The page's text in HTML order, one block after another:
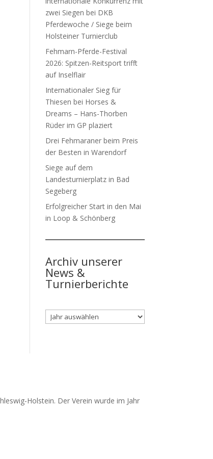
zwei Siegen bei DKB
Pferdewoche / Siege beim
Holsteiner Turnierclub
Fehmarn-Pferde-Festival
2026: Spitzen-Reitsport trifft
auf Inselflair
Internationaler Sieg für
Thiesen bei Horses &
Dreams – Hans-Thorben
Rüder im GP plaziert
Drei Fehmaraner beim Preis
der Besten in Warendorf
Siege auf dem
Landesturnierplatz in Bad
Segeberg
Erfolgreicher Start in den Mai
in Loop & Schönberg
Archiv unserer
News &
Turnierberichte
Archiv